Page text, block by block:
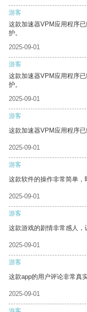
游客
这款加速器VPM应用程序
护。
2025-09-01
游客
这款加速器VPM应用程序
护。
2025-09-01
游客
这款加速器VPM应用程序
2025-09-01
游客
这款软件的操作非常简单，
2025-09-01
游客
这款游戏的剧情非常感人，
2025-09-01
游客
这款app的用户评论非常真
2025-09-01